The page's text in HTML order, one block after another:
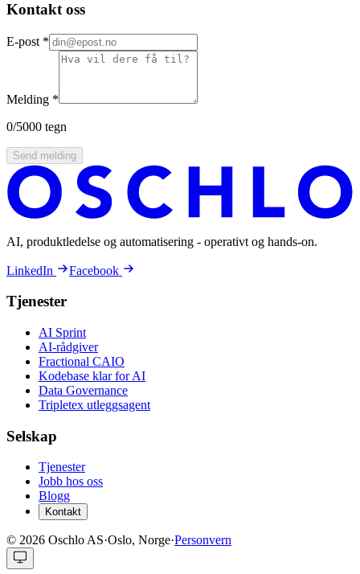
Kontakt oss
E-post *
Melding *
0/5000 tegn
Send melding
AI, produktledelse og automatisering - operativt og hands-on.
LinkedIn Facebook
Tjenester
AI Sprint
AI-rådgiver
Fractional CAIO
Kodebase klar for AI
Data Governance
Tripletex utleggsagent
Selskap
Tjenester
Jobb hos oss
Blogg
Kontakt
© 2026 Oschlo AS·Oslo, Norge·Personvern